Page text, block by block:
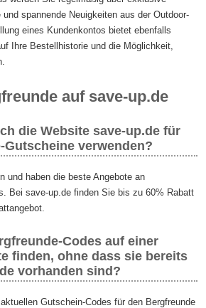
spannende Neuigkeiten aus der Outdoor-
eines Kundenkontos bietet ebenfalls
Ihre Bestellhistorie und die Möglichkeit,
auf save-up.de
die Website save-up.de für
Gutscheine verwenden?
und haben die beste Angebote an
Bei save-up.de finden Sie bis zu 60% Rabatt
Codes auf einer
finden, ohne dass sie bereits
vorhanden sind?
Gutschein-Codes für den Bergfreunde